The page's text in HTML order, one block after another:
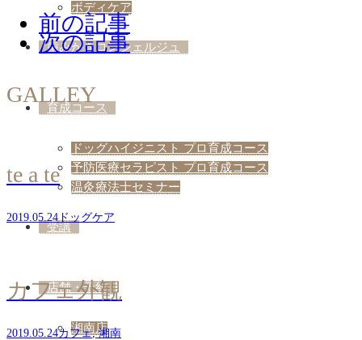
ボディケア
歯みがきコンシェルジュ
育成コース
ドッグハイジニスト プロ育成コース
予防医療セラピスト プロ育成コース
温灸療法士セミナー
受講
店舗・予約
湘南店
前の記事
次の記事
GALLEY
te a te
2019.05.24 ドッグケア
カフェ外観
2019.05.24カフェ,湘南